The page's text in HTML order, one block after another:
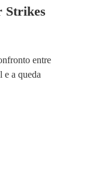
Strikes
entre
e a queda